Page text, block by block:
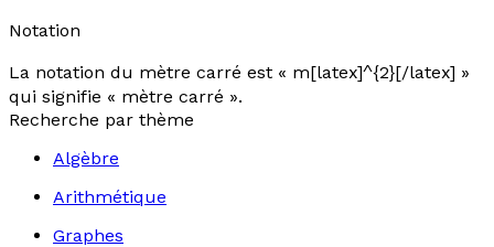
Notation
La notation du mètre carré est « m[latex]^{2}[/latex] »
qui signifie « mètre carré ».
Recherche par thème
Algèbre
Arithmétique
Graphes